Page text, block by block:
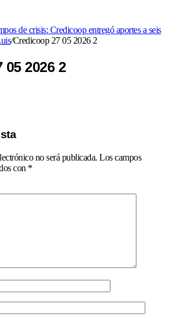
de crisis: Credicoop entregó aportes a seis
/Credicoop 27 05 2026 2
2026 2
no será publicada. Los campos
con *